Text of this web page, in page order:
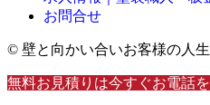
お問合せ
© 壁と向かい合いお客様の人
無料お見積りは今すぐお電話を